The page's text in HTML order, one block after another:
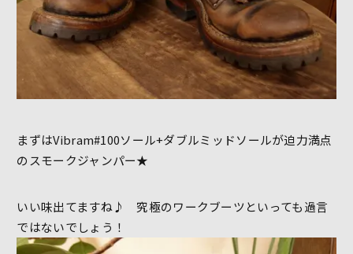
まずはVibram#100ソール+ダブルミッドソールが迫力満点
のスモークジャンパー★
いい味出てますね♪ 究極のワークブーツといっても過言
ではないでしょう！